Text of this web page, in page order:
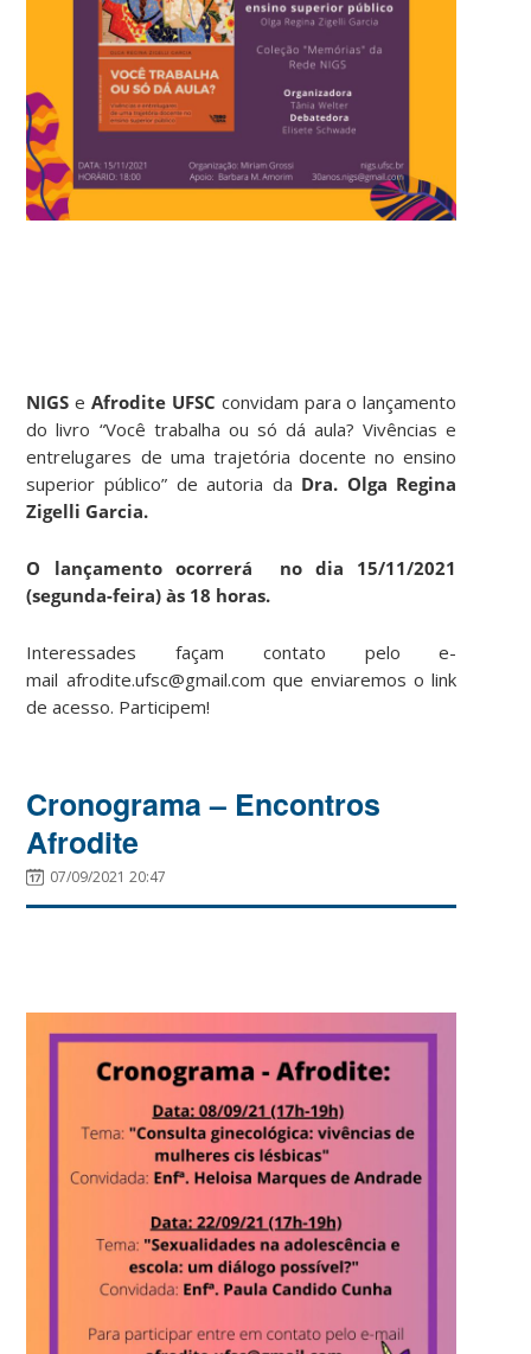
NIGS eAfrodite UFSC convidam para o lançamento
do livro “Você trabalha ou só dá aula? Vivências e
entrelugares de uma trajetória docente no ensino
superior público” de autoria da Dra. Olga Regina
Zigelli Garcia.
O lançamento ocorrerá no dia 15/11/2021
(segunda-feira) às 18 horas.
Interessades façam contato pelo e-
mail afrodite.ufsc@gmail.com que enviaremos o link
de acesso. Participem!
Cronograma – Encontros
Afrodite
07/09/2021 20:47